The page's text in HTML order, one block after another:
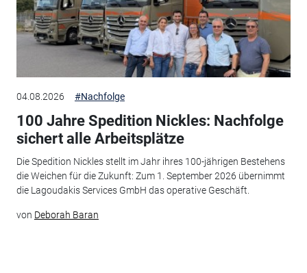
04.08.2026 #Nachfolge
100 Jahre Spedition Nickles: Nachfolge
sichert alle Arbeitsplätze
Die Spedition Nickles stellt im Jahr ihres 100-jährigen Bestehens
die Weichen für die Zukunft: Zum 1. September 2026 übernimmt
die Lagoudakis Services GmbH das operative Geschäft.
von Deborah Baran